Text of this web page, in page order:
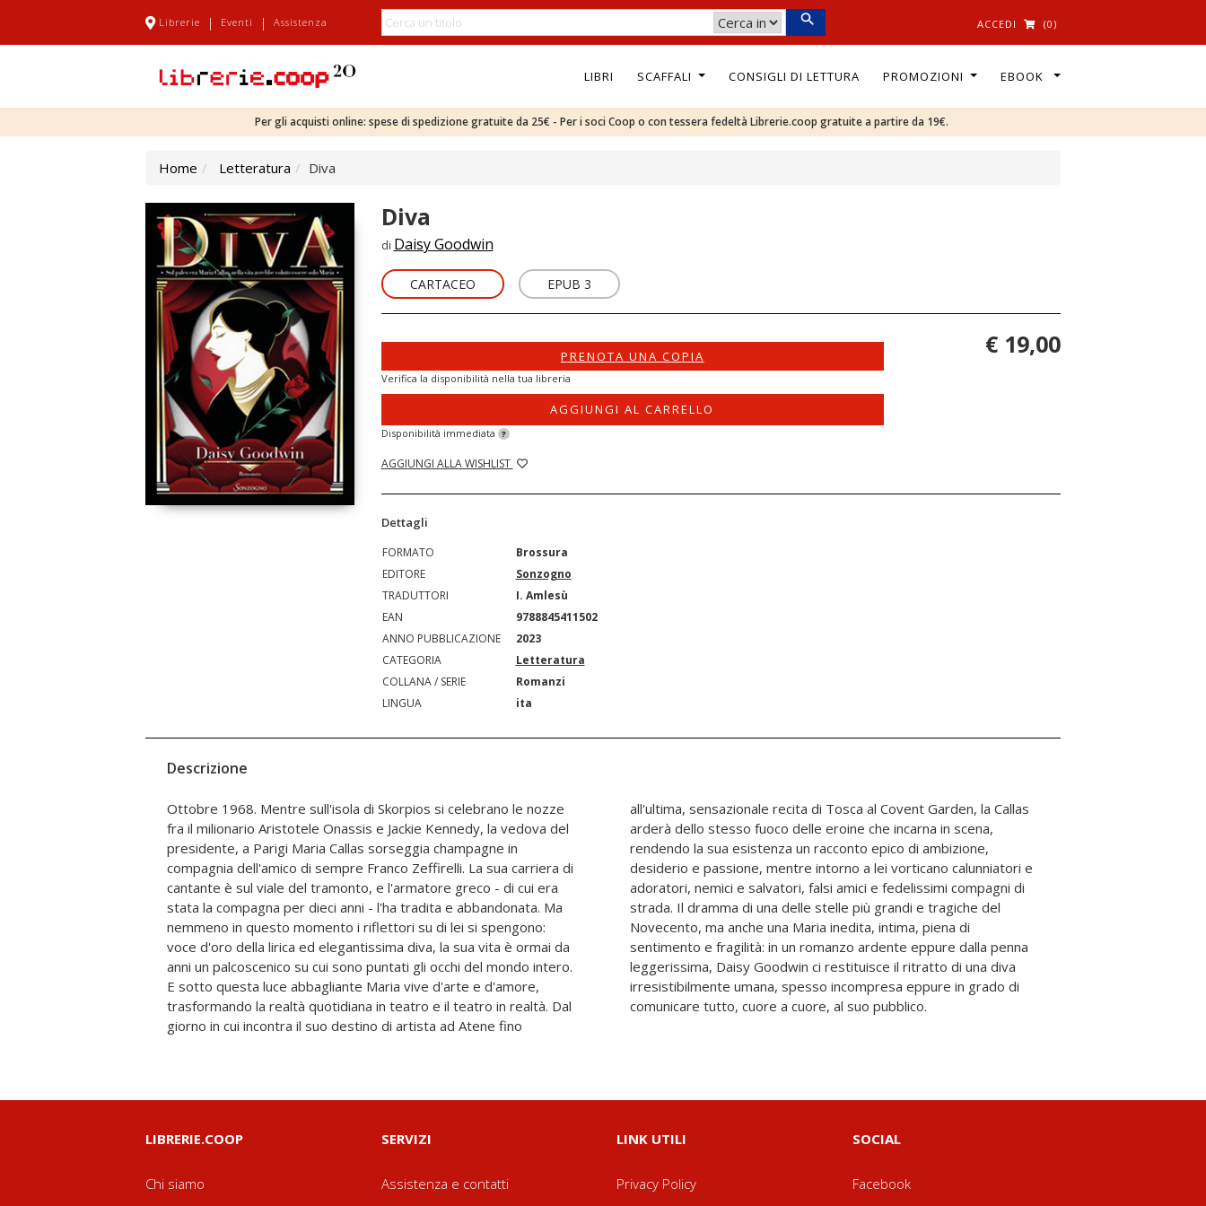
Librerie | Eventi | Assistenza ACCEDI (0)
LIBRI SCAFFALI CONSIGLI DI LETTURA PROMOZIONI EBOOK
Per gli acquisti online: spese di spedizione gratuite da 25€ - Per i soci Coop o con tessera fedeltà Librerie.coop gratuite a partire da 19€.
Home Letteratura Diva
Diva
di Daisy Goodwin
CARTACEO EPUB 3
PRENOTA UNA COPIA
Verifica la disponibilità nella tua libreria
AGGIUNGI AL CARRELLO
Disponibilità immediata ?
AGGIUNGI ALLA WISHLIST
€ 19,00
Dettagli
FORMATO
Brossura
EDITORE
Sonzogno
TRADUTTORI
I. Amlesù
EAN
9788845411502
ANNO PUBBLICAZIONE
2023
CATEGORIA
Letteratura
COLLANA / SERIE
Romanzi
LINGUA
ita
Descrizione
Ottobre 1968. Mentre sull'isola di Skorpios si celebrano le nozze
fra il milionario Aristotele Onassis e Jackie Kennedy, la vedova del
presidente, a Parigi Maria Callas sorseggia champagne in
compagnia dell'amico di sempre Franco Zeffirelli. La sua carriera di
cantante è sul viale del tramonto, e l'armatore greco - di cui era
stata la compagna per dieci anni - l'ha tradita e abbandonata. Ma
nemmeno in questo momento i riflettori su di lei si spengono:
voce d'oro della lirica ed elegantissima diva, la sua vita è ormai da
anni un palcoscenico su cui sono puntati gli occhi del mondo intero.
E sotto questa luce abbagliante Maria vive d'arte e d'amore,
trasformando la realtà quotidiana in teatro e il teatro in realtà. Dal
giorno in cui incontra il suo destino di artista ad Atene fino
all'ultima, sensazionale recita di Tosca al Covent Garden, la Callas
arderà dello stesso fuoco delle eroine che incarna in scena,
rendendo la sua esistenza un racconto epico di ambizione,
desiderio e passione, mentre intorno a lei vorticano calunniatori e
adoratori, nemici e salvatori, falsi amici e fedelissimi compagni di
strada. Il dramma di una delle stelle più grandi e tragiche del
Novecento, ma anche una Maria inedita, intima, piena di
sentimento e fragilità: in un romanzo ardente eppure dalla penna
leggerissima, Daisy Goodwin ci restituisce il ritratto di una diva
irresistibilmente umana, spesso incompresa eppure in grado di
comunicare tutto, cuore a cuore, al suo pubblico.
LIBRERIE.COOP
Chi siamo
SERVIZI
Assistenza e contatti
LINK UTILI
Privacy Policy
SOCIAL
Facebook